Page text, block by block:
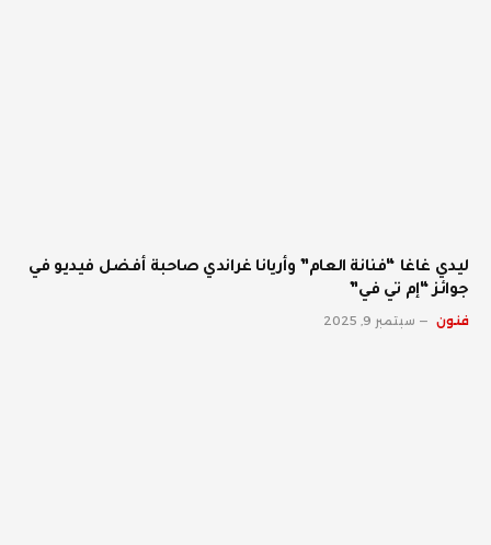
ليدي غاغا “فنانة العام” وأريانا غراندي صاحبة أفضل فيديو في
جوائز “إم تي في”
فنون سبتمبر 9, 2025